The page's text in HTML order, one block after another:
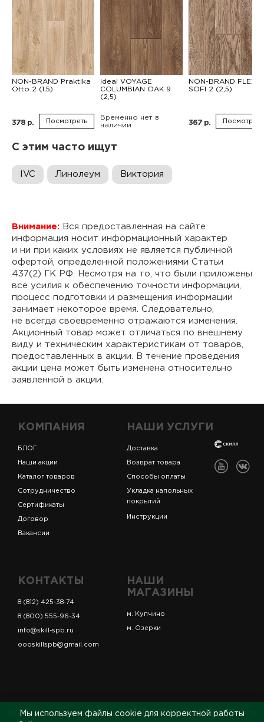
NON-BRAND Praktika
Otto 2 (1,5)
378 р. Посмотреть
Ideal VOYAGE
COLUMBIAN OAK 9
(2,5)
Временно нет в
наличии
NON-BRAND FLEX
SOFI 2 (2,5)
367 р. Посмотреть
С этим часто ищут
IVC Линолеум Виктория
Внимание: Вся предоставленная на сайте
информация носит информационный характер
и ни при каких условиях не является публичной
офертой, определенной положениями Статьи
437(2) ГК РФ. Несмотря на то, что были приложены
все усилия к обеспечению точности информации,
процесс подготовки и размещения информации
занимает некоторое время. Следовательно,
не всегда своевременно отражаются изменения.
Акционный товар может отличаться по внешнему
виду и техническим характеристикам от товаров,
предоставленных в акции. В течение проведения
акции цена может быть изменена относительно
заявленной в акции.
КОМПАНИЯ
БЛОГ
Наши акции
Каталог товаров
Сотрудничество
Сертификаты
Договор
Вакансии
НАШИ УСЛУГИ
Доставка
Возврат товара
Способы оплаты
Укладка напольных
покрытий
Инструкции
КОНТАКТЫ
8 (812) 425-38-74
8 (800) 555-96-34
info@skill-spb.ru
oooskillspb@gmail.com
НАШИ
МАГАЗИНЫ
м. Купчино
м. Озерки
© ИП Коновалов Д.А., ОГРНИП 325784700361023. Все
Мы используем файлы cookie для корректной работы